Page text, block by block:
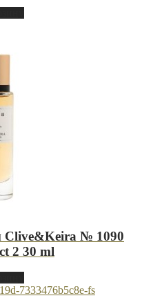
№ 1090
2 30 ml